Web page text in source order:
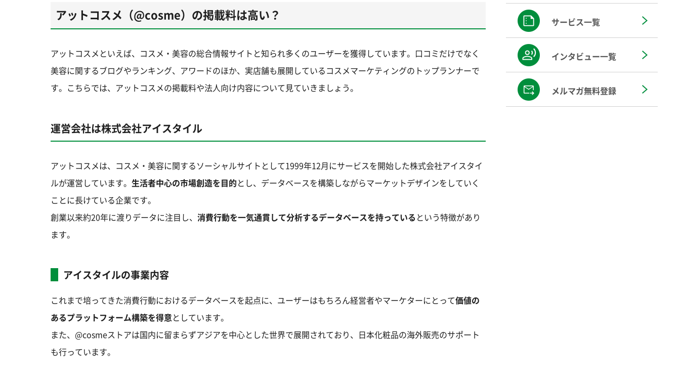
アットコスメ（@cosme）の掲載料は高い？
アットコスメといえば、コスメ・美容の総合情報サイトと知られ多くのユーザーを獲得しています。口コミだけでなく
美容に関するブログやランキング、アワードのほか、実店舗も展開しているコスメマーケティングのトップランナーで
す。こちらでは、アットコスメの掲載料や法人向け内容について見ていきましょう。
運営会社は株式会社アイスタイル
アットコスメは、コスメ・美容に関するソーシャルサイトとして1999年12月にサービスを開始した株式会社アイスタイ
ルが運営しています。 生活者中心の市場創造を目的とし、データベースを構築しながらマーケットデザインをしていく
ことに長けている企業です。
創業以来約20年に渡りデータに注目し、 消費行動を一気通貫して分析するデータベースを持っている という特徴があり
ます。
アイスタイルの事業内容
これまで培ってきた消費行動におけるデータベースを起点に、ユーザーはもちろん経営者やマーケターにとって価値の
あるプラットフォーム構築を得意としています。
また、@cosmeストアは国内に留まらずアジアを中心とした世界で展開されており、日本化粧品の海外販売のサポート
も行っています。
サービス一覧
インタビュー一覧
メルマガ無料登録